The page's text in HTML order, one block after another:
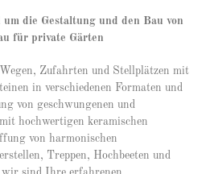
die Gestaltung und den Bau von
für private Gärten
Zufahrten und Stellplätzen mit
in verschiedenen Formaten und
von geschwungenen und
hochwertigen keramischen
von harmonischen
Treppen, Hochbeeten und